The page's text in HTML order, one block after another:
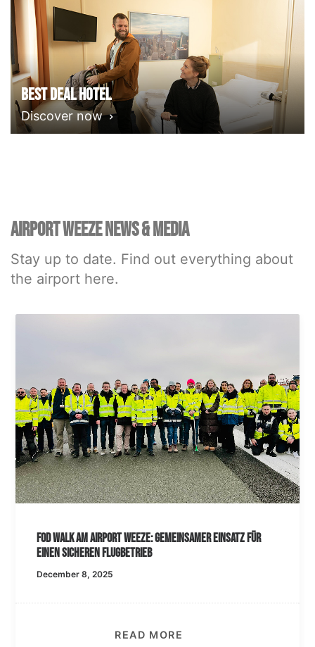
Best deal Hotel
Discover now
AIRPORT WEEZE NEWS & MEDIA
Stay up to date. Find out everything about
the airport here.
FOD Walk am Airport Weeze: Gemeinsamer Einsatz für
einen sicheren Flugbetrieb
December 8, 2025
READ MORE